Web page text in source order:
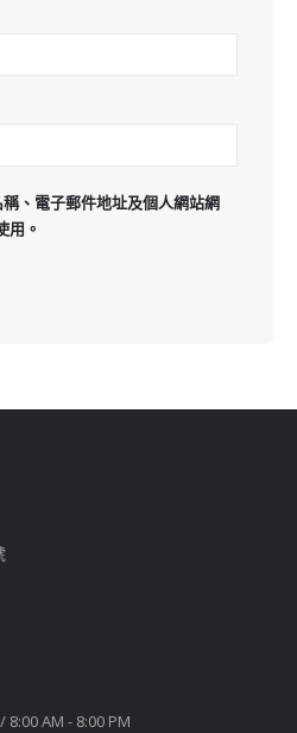
、電子郵件地址及個人網站網
用。
8:00 AM - 8:00 PM